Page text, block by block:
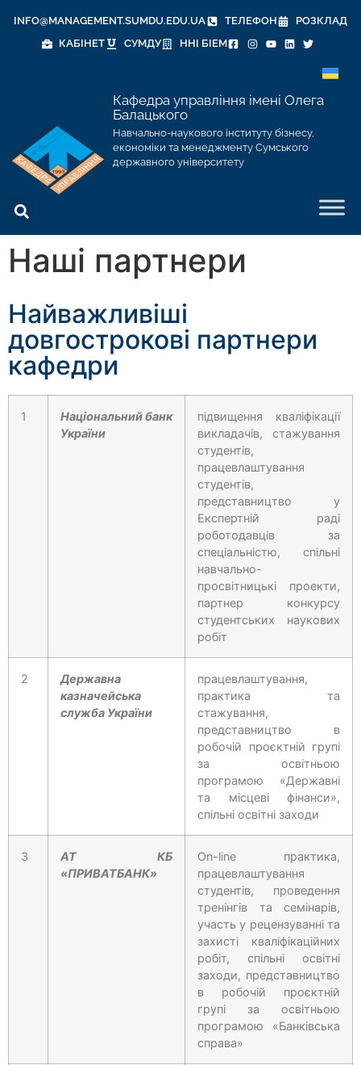
INFO@MANAGEMENT.SUMDU.EDU.UA ТЕЛЕФОН
РОЗКЛАД
КАБІНЕТ
СУМДУ ННІ БІЕМ
Кафедра управління імені Олега
Балацького
Навчально-наукового інституту бізнесу,
економіки та менеджменту Сумського
державного університету
Наші партнери
Найважливіші
довгострокові партнери
кафедри
1
Національний банк
України
підвищення кваліфікації
викладачів, стажування
студентів,
працевлаштування
студентів,
представництво у
Експертній раді
роботодавців за
спеціальністю, спільні
навчально-
просвітницькі проекти,
партнер конкурсу
студентських наукових
робіт
2
Державна
казначейська
служба України
працевлаштування,
практика та
стажування,
представництво в
робочій проєктній групі
за освітньою
програмою «Державні
та місцеві фінанси»,
спільні освітні заходи
3
АТ КБ
«ПРИВАТБАНК»
On-line практика,
працевлаштування
студентів, проведення
тренінгів та семінарів,
участь у рецензуванні та
захисті кваліфікаційних
робіт, спільні освітні
заходи, представництво
в робочій проєктній
групі за освітньою
програмою «Банківська
справа»